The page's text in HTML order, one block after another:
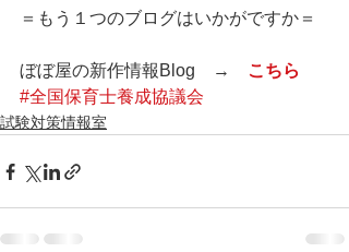
＝もう１つのブログはいかがですか＝
ぼぼ屋の新作情報Blog　→
こちら
#全国保育士養成協議会
試験対策情報室